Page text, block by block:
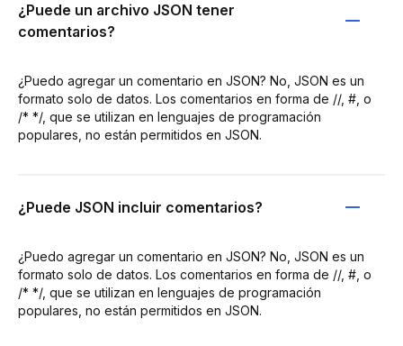
¿Puede un archivo JSON tener
comentarios?
¿Puedo agregar un comentario en JSON? No, JSON es un
formato solo de datos. Los comentarios en forma de //, #, o
/* */, que se utilizan en lenguajes de programación
populares, no están permitidos en JSON.
¿Puede JSON incluir comentarios?
¿Puedo agregar un comentario en JSON? No, JSON es un
formato solo de datos. Los comentarios en forma de //, #, o
/* */, que se utilizan en lenguajes de programación
populares, no están permitidos en JSON.